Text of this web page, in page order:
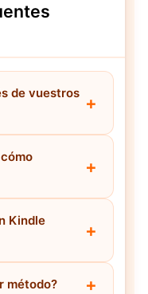
de vuestros
Kindle
método?